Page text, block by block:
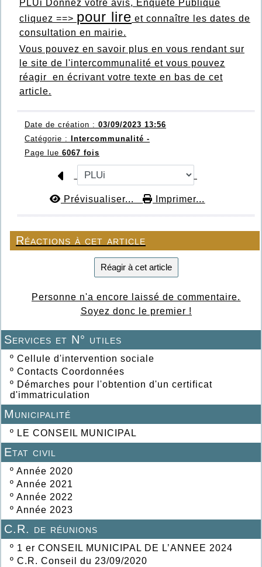
Services et N° utiles
º Cellule d'intervention sociale
º Contacts Coordonnées
º Démarches pour l'obtention d'un certificat
d'immatriculation
Municipalité
º LE CONSEIL MUNICIPAL
Etat civil
º Année 2020
º Année 2021
º Année 2022
º Année 2023
C.R. de réunions
º 1 er CONSEIL MUNICIPAL DE L’ANNEE 2024
º C.R. Conseil du 23/09/2020
PLUi Donnez votre avis, Enquête Publique
cliquez ==> pour lire et connaître les dates de
consultation en mairie.
Vous pouvez en savoir plus en vous rendant sur
le site de l'intercommunalité et vous pouvez
réagir en écrivant votre texte en bas de cet
article.
Date de création : 03/09/2023 13:56
Catégorie :
Intercommunalité -
Page lue 6067 fois
Prévisualiser... Imprimer...
Réactions à cet article
Réagir à cet article
Personne n'a encore laissé de commentaire.
Soyez donc le premier !